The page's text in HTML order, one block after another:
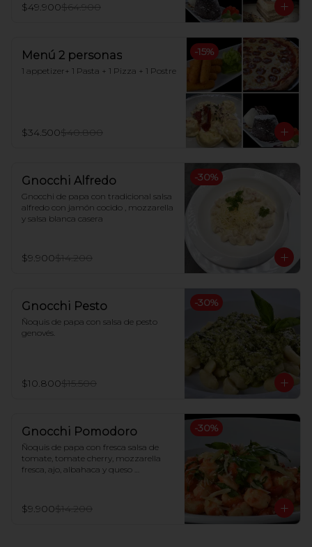
$49.900$64.900
-15%
Menú 2 personas
1 appetizer+ 1 Pasta + 1 Pizza + 1 Postre
$34.500$40.800
-30%
Gnocchi Alfredo
Gnocchi de papa con tradicional salsa
alfredo con jamón cocido , mozzarella
y salsa blanca casera
$9.900$14.200
-30%
Gnocchi Pesto
Ñoquis de papa con salsa de pesto
genovés.
$10.800$15.500
-30%
Gnocchi Pomodoro
Ñoquis de papa con fresca salsa de
tomate, tomate cherry, mozzarella
fresca, ajo, albahaca y queso
$9.900$14.200